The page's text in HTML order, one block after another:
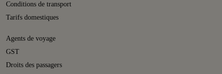
Conditions de transport
Tarifs domestiques
Agents de voyage
GST
Droits des passagers